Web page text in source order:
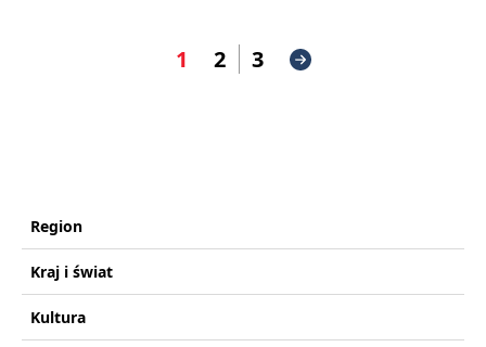
1 2 3
Region
Kraj i świat
Kultura